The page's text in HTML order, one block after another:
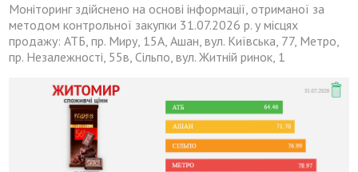
Моніторинг здійснено на основі інформації, отриманої за
методом контрольної закупки 31.07.2026 р. у місцях
продажу: АТБ, пр. Миру, 15А, Ашан, вул. Київська, 77, Метро,
пр. Незалежності, 55в, Сільпо, вул. Житній ринок, 1